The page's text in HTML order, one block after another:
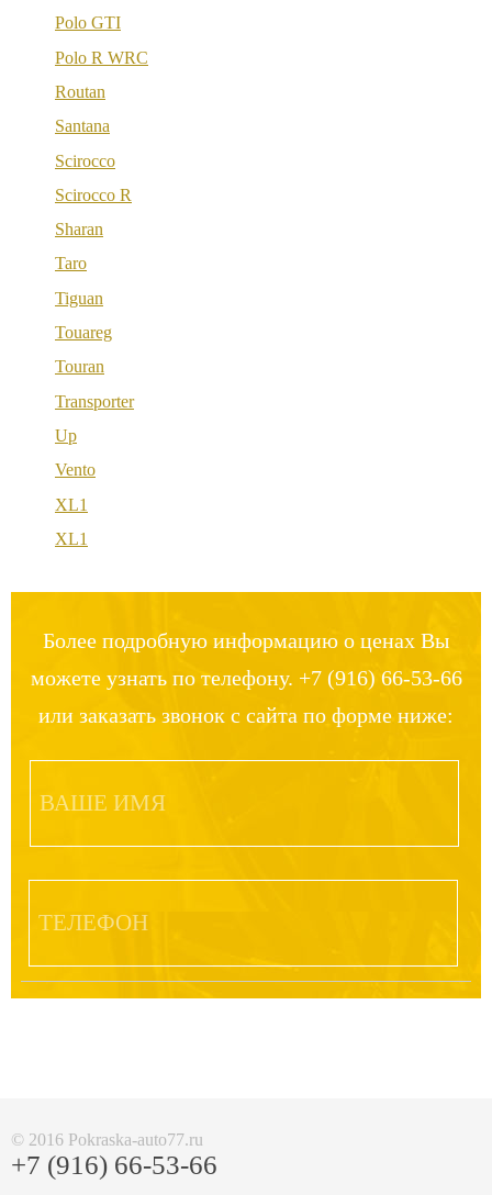
Polo GTI
Polo R WRC
Routan
Santana
Scirocco
Scirocco R
Sharan
Taro
Tiguan
Touareg
Touran
Transporter
Up
Vento
XL1
XL1
Более подробную информацию о ценах Вы
можете узнать по телефону. +7 (916) 66-53-66
или заказать звонок с сайта по форме ниже:
© 2016 Pokraska-auto77.ru
+7 (916) 66-53-66